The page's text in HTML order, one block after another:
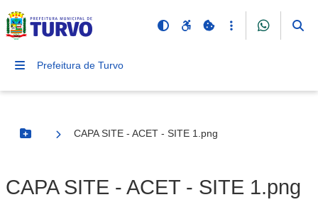
Prefeitura de Turvo
Botão Menu
CAPA SITE - ACET - SITE 1.png
CAPA SITE - ACET - SITE 1.png